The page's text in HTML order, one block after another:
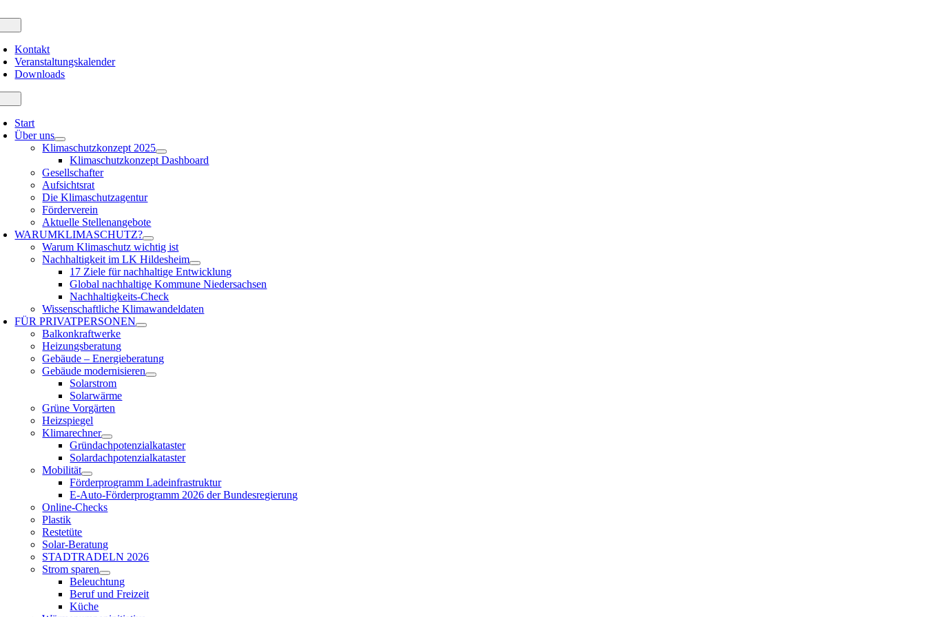
Inhalt
springen
Kontakt
Veranstaltungskalender
Downloads
Start
Über uns
Klimaschutzkonzept 2025
Klimaschutzkonzept Dashboard
Gesellschafter
Aufsichtsrat
Die Klimaschutzagentur
Förderverein
Aktuelle Stellenangebote
WARUMKLIMASCHUTZ?
Warum Klimaschutz wichtig ist
Nachhaltigkeit im LK Hildesheim
17 Ziele für nachhaltige Entwicklung
Global nachhaltige Kommune Niedersachsen
Nachhaltigkeits-Check
Wissenschaftliche Klimawandeldaten
FÜRPRIVATPERSONEN
Balkonkraftwerke
Heizungsberatung
Gebäude – Energieberatung
Gebäude modernisieren
Solarstrom
Solarwärme
Grüne Vorgärten
Heizspiegel
Klimarechner
Gründachpotenzialkataster
Solardachpotenzialkataster
Mobilität
Förderprogramm Ladeinfrastruktur
E-Auto-Förderprogramm 2026 der Bundesregierung
Online-Checks
Plastik
Restetüte
Solar-Beratung
STADTRADELN 2026
Strom sparen
Beleuchtung
Beruf und Freizeit
Küche